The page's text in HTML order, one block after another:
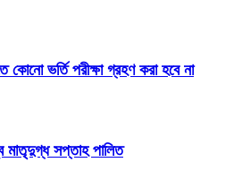
কোনো ভর্তি পরীক্ষা গ্রহণ করা হবে না
মাতৃদুগ্ধ সপ্তাহ পালিত